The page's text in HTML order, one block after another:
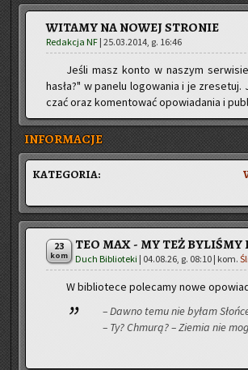
WITAMY NA NOWEJ STRONIE
Redakcja NF | 25.03.2014, g. 16:46
Jeśli masz konto w na­szym
hasła?" w pa­ne­lu lo­go­wa­nia i je
czać oraz ko­men­to­wać opo­wia­da­nia i
INFORMACJE
KA­TE­GO­RIA:
23
kom
TEO MAX - MY TEŻ BYLIŚMY
Duch Biblioteki | 04.08.26, g. 08:10 | kom.
W bi­blio­te­ce po­le­ca­my nowe
– Dawno temu nie byłam
– Ty? Chmu­rą? – Zie­mia nie